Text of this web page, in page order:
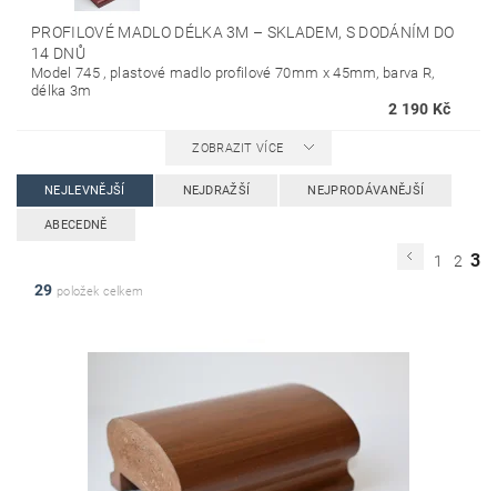
PROFILOVÉ MADLO DÉLKA 3M – SKLADEM, S DODÁNÍM DO
14 DNŮ
Model 745 , plastové madlo profilové 70mm x 45mm, barva R,
délka 3m
2 190 Kč
ZOBRAZIT VÍCE
NEJLEVNĚJŠÍ NEJDRAŽŠÍ NEJPRODÁVANĚJŠÍ
ABECEDNĚ
1 2 3
29 položek celkem